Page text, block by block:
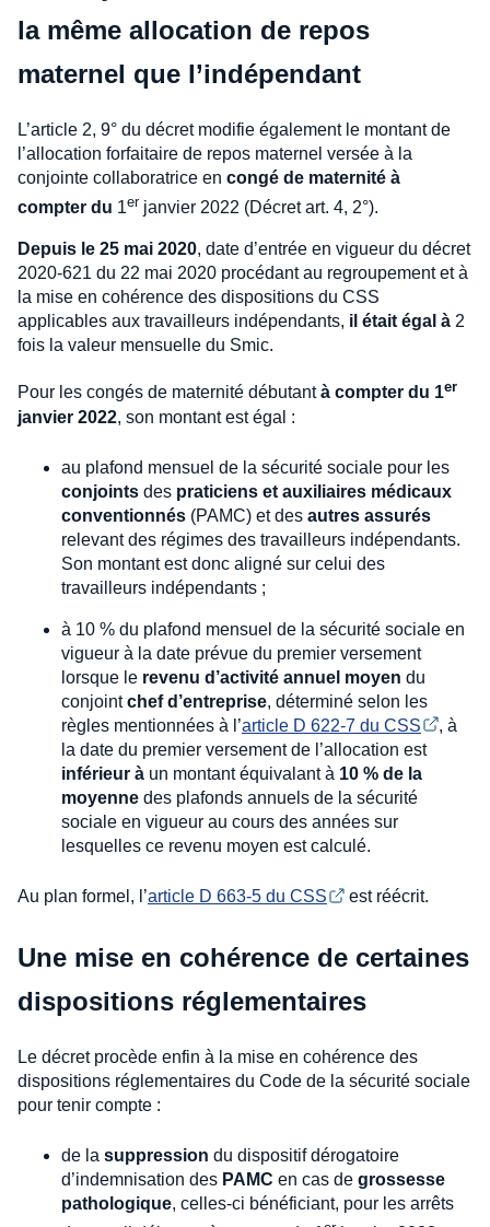
la même allocation de repos
maternel que l’indépendant
L’article 2, 9° du décret modifie également le montant de
l’allocation forfaitaire de repos maternel versée à la
conjointe collaboratrice en congé de maternité à
compter du 1er janvier 2022 (Décret art. 4, 2°).
Depuis le 25 mai 2020, date d’entrée en vigueur du décret
2020-621 du 22 mai 2020 procédant au regroupement et à
la mise en cohérence des dispositions du CSS
applicables aux travailleurs indépendants, il était égal à 2
fois la valeur mensuelle du Smic.
Pour les congés de maternité débutantà compter du 1er
janvier 2022, son montant est égal :
au plafond mensuel de la sécurité sociale pour les
conjoints des praticiens et auxiliaires médicaux
conventionnés (PAMC) et des autres assurés
relevant des régimes des travailleurs indépendants.
Son montant est donc aligné sur celui des
travailleurs indépendants ;
à 10 % du plafond mensuel de la sécurité sociale en
vigueur à la date prévue du premier versement
lorsque le revenu d’activité annuel moyen du
conjointchef d’entreprise, déterminé selon les
règles mentionnées à l’article D 622-7 du CSS
, à
la date du premier versement de l’allocation est
inférieur à un montant équivalant à 10 % de la
moyenne des plafonds annuels de la sécurité
sociale en vigueur au cours des années sur
lesquelles ce revenu moyen est calculé.
Au plan formel, l’article D 663-5 du CSS est réécrit.
Une mise en cohérence de certaines
dispositions réglementaires
Le décret procède enfin à la mise en cohérence des
dispositions réglementaires du Code de la sécurité sociale
pour tenir compte :
de la suppression du dispositif dérogatoire
d’indemnisation des PAMC en cas de grossesse
pathologique, celles-ci bénéficiant, pour les arrêts